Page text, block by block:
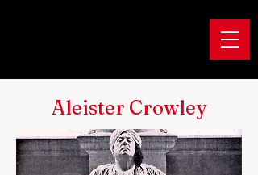
Aleister Crowley